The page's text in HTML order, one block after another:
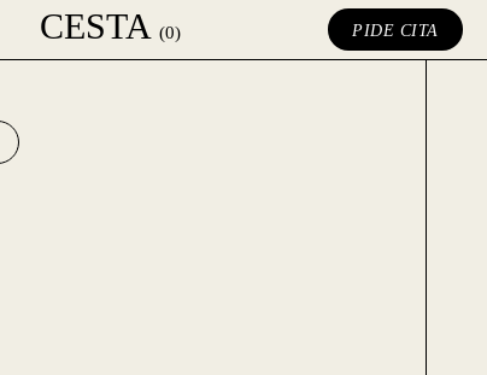
CESTA (0) PIDE CITA